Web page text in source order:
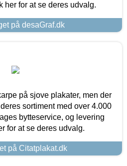
her for at se deres udvalg.
på desaGraf.dk
på sjove plakater, men der
sortiment med over 4.000
bytteservice, og levering
for at se deres udvalg.
på Citatplakat.dk